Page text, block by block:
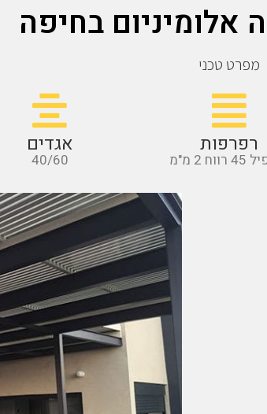
אלומיניום בחיפה
מפרט טכני
רפרפות
2 מ"מ
אגדים
40/60